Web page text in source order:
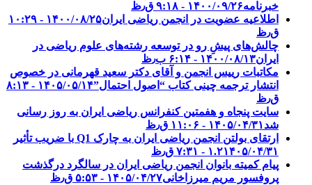
خبرنامه۱۴۰۰/۰۹/۲۶ - ۹:۱۸ ق٫ظ
اطلاعیه عضویت در انجمن ریاضی ایران
۱۴۰۰/۰۸/۲۵ - ۱۰:۲۹
ق٫ظ
چالش‌های پیشِ رو در توسعه رشته‌های علوم ریاضی در
ایران۱۴۰۰/۰۸/۱۳ - ۶:۱۴ ب٫ظ
مکاتبات رییس انجمن و آقای دکتر سعید قهرمانی در خصوص
انتشار ترجمه چینی کتاب “اصول احتمال”
۱۴۰۵/۰۵/۱۴ - ۸:۱۳
ق٫ظ
سایت پنجاه و هفمتین کنفرانس ریاضی ایران به روز رسانی
شد۱۴۰۵/۰۴/۳۱ - ۱۱:۰۶ ق٫ظ
ارتقای بولتن انجمن ریاضی ایران به چارک Q1 با ضریب تأثیر
۱.۲۱۴۰۵/۰۴/۳۱ - ۷:۳۱ ق٫ظ
پیام کمیته بانوان انجمن ریاضی ایران در سالگرد درگذشت
پروفسور مریم میرزاخانی۱۴۰۵/۰۴/۲۷ - ۵:۵۳ ق٫ظ